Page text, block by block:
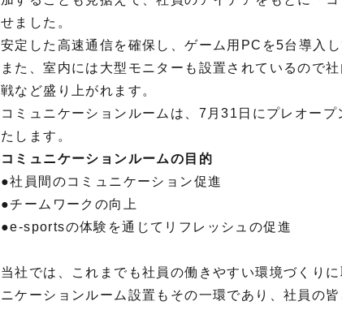
せました。
安定した高速通信を確保し、ゲーム用PCを5台導入
また、室内には大型モニターも設置されているので
戦など盛り上がれます。
コミュニケーションルームは、7月31日にプレオー
たします。
コミュニケーションルームの目的
●社員間のコミュニケーション促進
●チームワークの向上
●e-sportsの体験を通じてリフレッシュの促進
当社では、これまでも社員の働きやすい環境づくり
ニケーションルーム設置もその一環であり、社員の